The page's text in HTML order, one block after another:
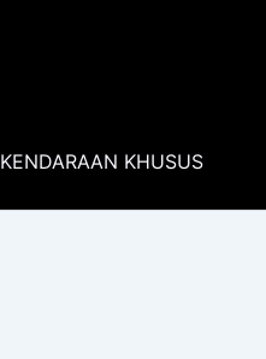
KENDARAAN KHUSUS